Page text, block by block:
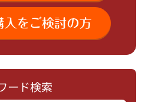
ード検索